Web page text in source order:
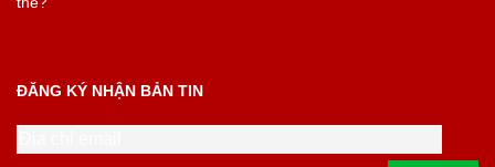
ĐĂNG KÝ NHẬN BẢN TIN